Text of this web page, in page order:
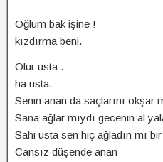
Oğlum bak işine !
kızdırma beni.
Olur usta .
ha usta,
Senin anan da saçlarını okşar
Sana ağlar mıydı gecenin al
Sahi usta sen hiç ağladın mı
Cansız düşende anan